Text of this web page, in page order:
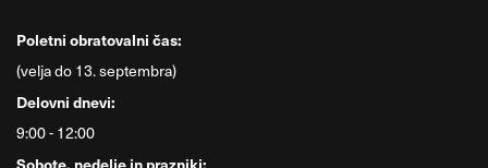
Poletni obratovalni čas:
(velja do 13. septembra)
Delovni dnevi:
9:00 - 12:00
Sobote, nedelje in prazniki: